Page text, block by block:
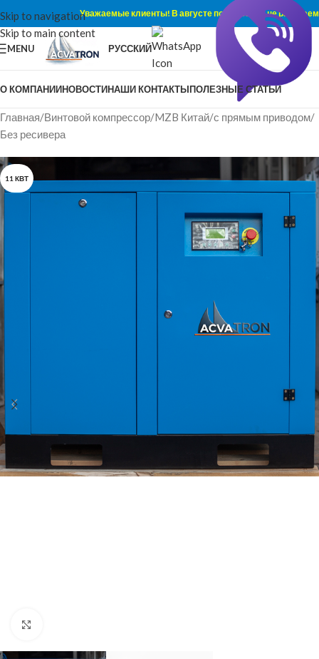
Skip to navigation
Skip to main content
Уважаемые клиенты! В августе по субботам не работаем
MENU РУССКИЙ
О КОМПАНИИНОВОСТИНАШИ КОНТАКТЫПОЛЕЗНЫЕ СТАТЬИ
Главная/Винтовой компрессор/MZB Китай/с прямым приводом/
Без ресивера
11 КВТ